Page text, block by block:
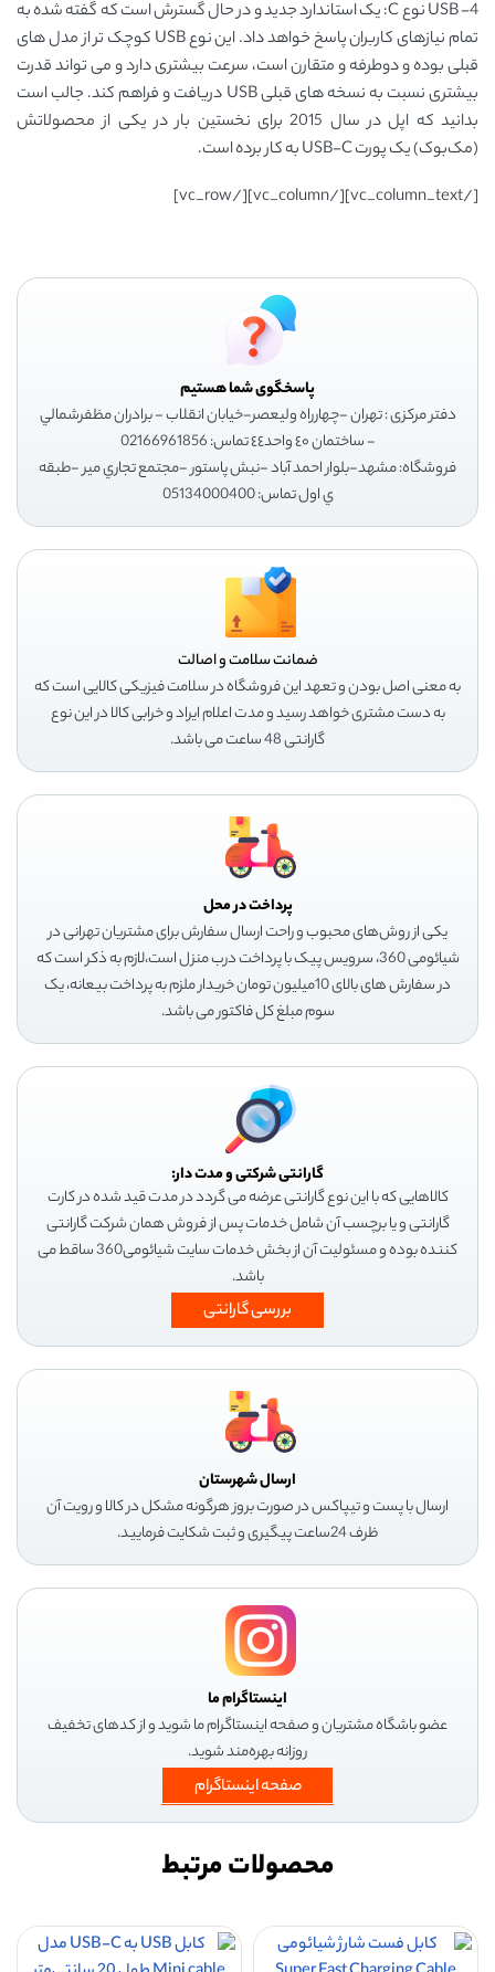
4- USB نوع C: یک استاندارد جدید و در حال گسترش است که گفته ‌شده به
تمام نیازهای کاربران پاسخ خواهد داد. این نوع USB کوچک ‌تر از مدل‌ های
قبلی بوده و دوطرفه و متقارن است، سرعت بیشتری دارد و می‌ تواند قدرت
بیشتری نسبت به نسخه ‌های قبلی USB دریافت و فراهم کند. جالب است
بدانید که اپل در سال 2015 برای نخستین بار در یکی از محصولاتش
(مک‌بوک) یک پورت USB-C به‌ کار برده است.
[/vc_column_text][/vc_column][/vc_row]
پاسخگوی شما هستیم
دفتر مرکزی : تهران -چهارراه وليعصر-خيابان انقلاب - برادران مظفرشمالي
- ساختمان ٤٠ واحد٤٤ تماس: 02166961856
فروشگاه: مشهد-بلوار احمد آباد -نبش پاستور -مجتمع تجاري مير -طبقه
ي اول تماس: 05134000400
ضمانت سلامت و اصالت
به معنی اصل بودن و تعهد این فروشگاه در سلامت فیزیکی کالایی است که
به دست مشتری خواهد رسید و مدت اعلام ایراد و خرابی کالا در این نوع
گارانتی 48 ساعت می باشد.
پرداخت در محل
یکی از روش‌های محبوب و راحت ارسال سفارش برای مشتریان تهرانی در
شیائومی 360، سرویس پیک با پرداخت درب منزل است،لازم به ذکر است که
در سفارش های بالای 10میلیون تومان خریدار ملزم به پرداخت بیعانه، یک
سوم مبلغ کل فاکتور می باشد.
گارانتی شرکتی و مدت دار:
کالاهایی که با این نوع گارانتی عرضه می گردد در مدت قید شده در کارت
گارانتی و یا برچسب آن شامل خدمات پس از فروش همان شرکت گارانتی
کننده بوده و مسئولیت آن از بخش خدمات سایت شیائومی360 ساقط می
باشد.
بررسی گارانتی
ارسال شهرستان
ارسال با پست و تیپاکس در صورت بروز هرگونه مشکل در کالا و رویت آن
ظرف 24ساعت پیگیری و ثبت شکایت فرمایید.
اینستاگرام ما
عضو باشگاه مشتریان و صفحه اینستاگرام ما شوید و از کدهای تخفیف
روزانه بهره‌مند شوید.
صفحه اینستاگرام
محصولات مرتبط